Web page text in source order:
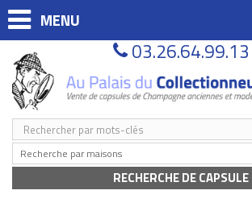
MENU
03.26.64.99.13
Recherche par maisons
RECHERCHE DE CAPSULE